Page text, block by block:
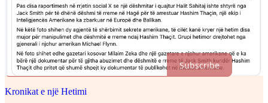
The Gunpowder Chronicles / Spotlightështë një publikim i
mbështetur nga lexuesit. Për të marrë postimet e reja dhe për të
mbështetur punën tonë, mund të bëheni abonent falas ose me
pagesë, ose të dhuroni një donacion të dëshiruar.
Subscribe
Kronikat e një Hetimi